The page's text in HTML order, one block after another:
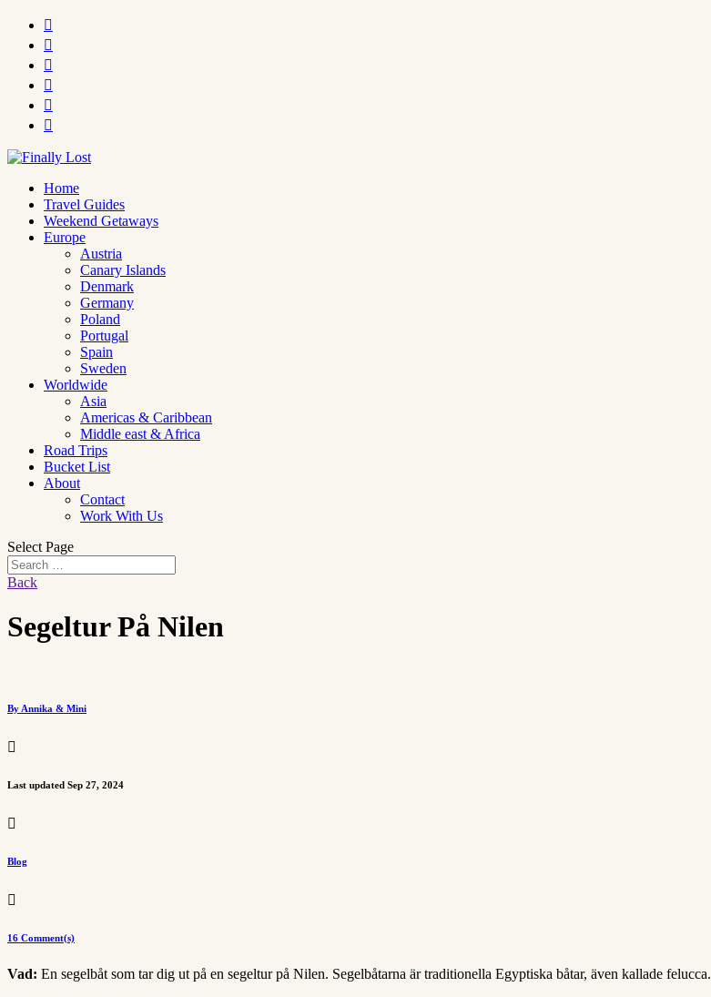






Home
Travel Guides
Weekend Getaways
Europe
Austria
Canary Islands
Denmark
Germany
Poland
Portugal
Spain
Sweden
Worldwide
Asia
Americas & Caribbean
Middle east & Africa
Road Trips
Bucket List
About
Contact
Work With Us
Select Page
Back
Segeltur På Nilen
By Annika & Mini

Last updated Sep 27, 2024

Blog

16 Comment(s)
Vad: En segelbåt som tar dig ut på en segeltur på Nilen. Segelbåtarna är traditionella Egyptiska båtar, även kallade felucca.